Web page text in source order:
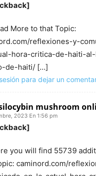
More to that Topic:
reflexiones-y-
hora-critica-de-haiti-
de-haiti/ […]
para dejar un
mushroom
2023 En 1:56 pm
you will find 55739
caminord.com/